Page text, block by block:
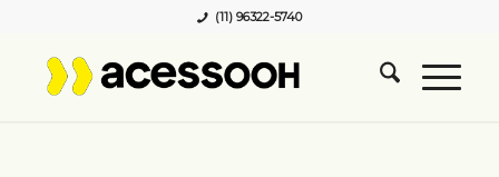
(11) 96322-5740